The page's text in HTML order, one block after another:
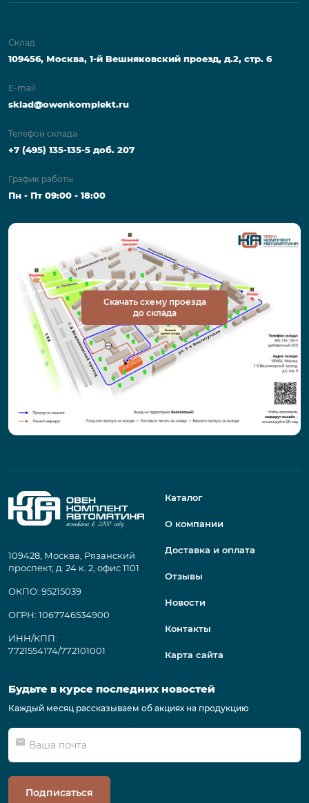
Склад
109456, Москва, 1-й Вешняковский проезд, д.2, стр. 6
E-mail
sklad@owenkomplekt.ru
Телефон склада
+7 (495) 135-135-5 доб. 207
График работы
Пн - Пт 09:00 - 18:00
Скачать схему проезда
до склада
109428, Москва, Рязанский
проспект, д. 24 к. 2, офис 1101
ОКПО: 95215039
ОГРН: 1067746534900
ИНН/КПП:
7721554174/772101001
Каталог
О компании
Доставка и оплата
Отзывы
Новости
Контакты
Карта сайта
Будьте в курсе последних новостей
Каждый месяц рассказываем об акциях на продукцию
Подписаться